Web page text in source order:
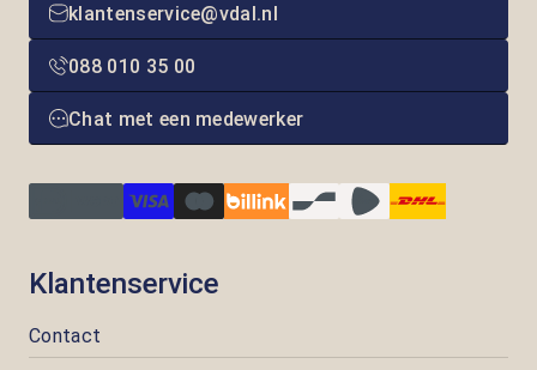
klantenservice@vdal.nl
088 010 35 00
Chat met een medewerker
Klantenservice
Contact